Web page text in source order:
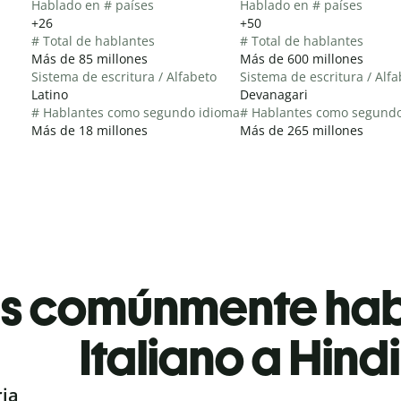
Hablado en # países
+26
# Total de hablantes
Más de 85 millones
Sistema de escritura / Alfabeto
Latino
# Hablantes como segundo idioma
Más de 18 millones
Hablado en # países
+50
# Total de hablantes
Más de 600 millones
Sistema de escritura /
Devanagari
# Hablantes como
Más de 265 millones
comúnmente
Italiano a Hindi